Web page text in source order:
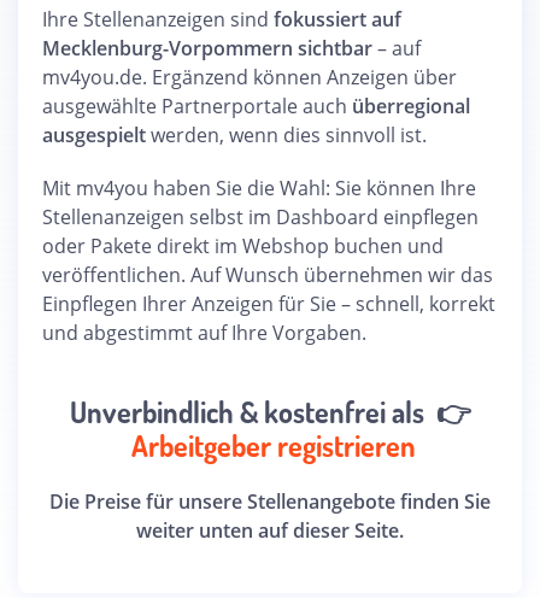
Ihre Stellenanzeigen sind fokussiert auf
Mecklenburg-Vorpommern sichtbar– auf
mv4you.de. Ergänzend können Anzeigen über
ausgewählte Partnerportale auch überregional
ausgespieltwerden, wenn dies sinnvoll ist.
Mit mv4you haben Sie die Wahl: Sie können Ihre
Stellenanzeigen selbst im Dashboard einpflegen
oder Pakete direkt im Webshop buchen und
veröffentlichen. Auf Wunsch übernehmen wir das
Einpflegen Ihrer Anzeigen für Sie – schnell, korrekt
und abgestimmt auf Ihre Vorgaben.
Unverbindlich & kostenfreials 👉
Arbeitgeber registrieren
Die Preise für unsere Stellenangebote finden Sie
weiter unten auf dieser Seite.